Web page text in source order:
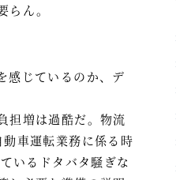
ん。
感じているのか、デ
担増は過酷だ。物流
車運転業務に係る時
いるドタバタ騒ぎな